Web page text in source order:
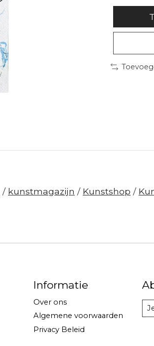
/ kunstmagazijn / Kunstshop /
Informatie
Over ons
Algemene voorwaarden
Privacy Beleid